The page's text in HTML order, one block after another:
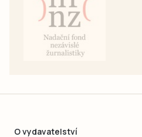
O vydavatelství